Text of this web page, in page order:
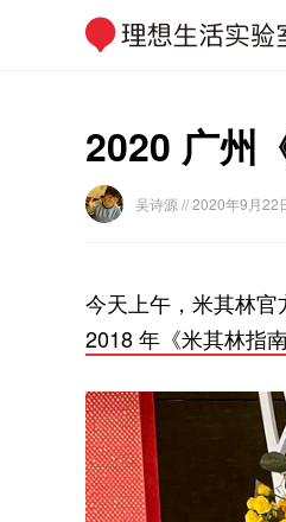
2020 广州
吴诗源 // 2020年9月22
今天上午，米其林
2018 年《米其林指